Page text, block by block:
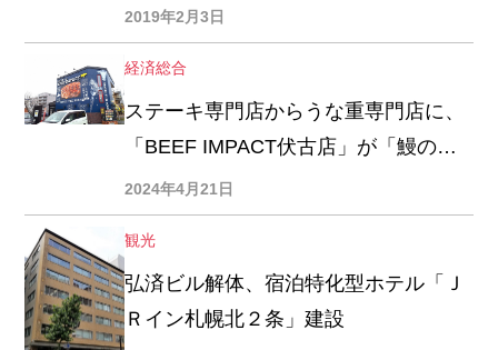
2019年2月3日
経済総合
ステーキ専門店からうな重専門店に、
「BEEF IMPACT伏古店」が「鰻の成
瀬」に転換
2024年4月21日
観光
弘済ビル解体、宿泊特化型ホテル「Ｊ
Ｒイン札幌北２条」建設